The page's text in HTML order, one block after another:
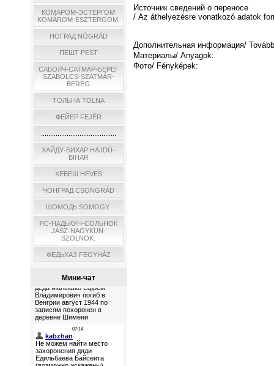
КОМАРОМ-ЭСТЕРГОМ
KOMÁROM-ESZTERGOM.
НОГРАД NÓGRÁD
ПЕШТ PEST
САБОЛЧ-САТМАР-БЕРЕГ
SZABOLCS-SZATMÁR-
BEREG
ТОЛЬНА TOLNA
ФЕЙЕР FEJÉR
ХАЙДУ-БИХАР HAJDÚ-
BIHAR
ХЕВЕШ HEVES
ЧОНГРАД CSONGRÁD
ШОМОДЬ SOMOGY.
ЯС-НАДЬКУН-СОЛЬНОК
JÁSZ-NAGYKUN-
SZOLNOK.
ФЕДЬХАЗ FEGYHÁZ
Мини-чат
Источник сведений о переносе
/ Az áthelyezésre vonatkozó adatok
Дополнительная информация/
Материалы/ Anyagok:
Фото/ Fényképek: